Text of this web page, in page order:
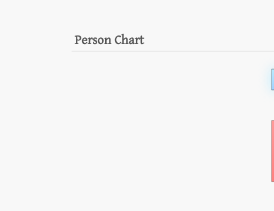
Person Chart